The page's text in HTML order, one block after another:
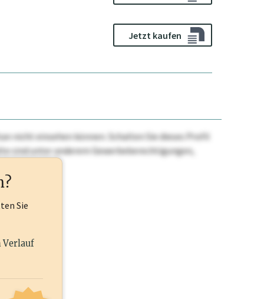
Jetzt kaufen
nicht einsehen können. Schalten Sie dieses Profil
sind unter anderem Gewerbeberechtigungen,
Sie
Verlauf